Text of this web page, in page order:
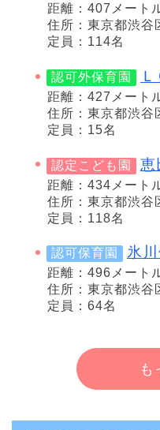
距離：407メート
住所：東京都渋谷
定員：114名
認可外保育園
距離：427メート
住所：東京都渋谷
定員：15名
認定こども園 恵
距離：434メート
住所：東京都渋谷
定員：118名
認可保育園 氷
距離：496メート
住所：東京都渋谷
定員：64名
も